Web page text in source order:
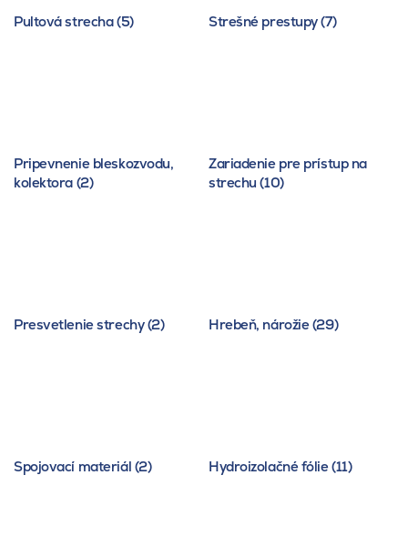
Pultová strecha (5) Strešné prestupy (7)
Pripevnenie bleskozvodu,
kolektora (2)
Zariadenie pre prístup na
strechu (10)
Presvetlenie strechy (2) Hrebeň, nárožie (29)
Spojovací materiál (2) Hydroizolačné fólie (11)